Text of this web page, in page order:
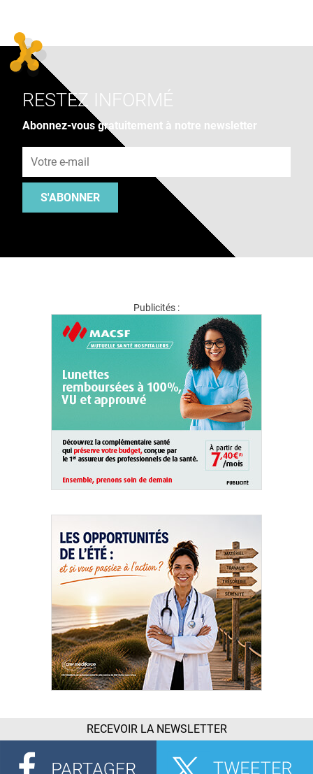
RESTEZ INFORMÉ
Abonnez-vous gratuitement à notre newsletter
S'ABONNER
Publicités :
RECEVOIR LA NEWSLETTER